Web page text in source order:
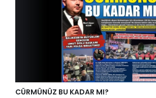
CÜRMÜNÜZ BU KADAR MI?